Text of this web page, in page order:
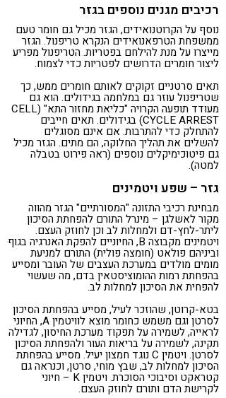
רכיבים מגנים נוספים בגזר
נוסף על הקרוטנואידים, הגזר מכיל גם חומר טעם
ממשפחת הטרפאנואידים הנקרא טריפנול. הגזר
מייצרו על מנת להילחם בפטריות. הטריפנול מפריע
ליצור חומרים הדרושים לפטריות כדי לצמוח.
תאים סרטניים זקוקים לאותם חומרים ממש, כך
שטריפנול עוזר גם במלחמה בגידולים. הוא גם
מעודד תופעה הקרויה "כליאת מחזור התא" (CELL
CYCLE ARREST) בגידולים. תאים חייבים
להתחלק כדי להתרבות. אם אינם מסוגלים
להשלים את תהליך החלוקה, הם מתים. הגזר מכיל
גם פיטוכימיקלים נוספים (ראה פירוט בטבלה
למטה).
גזר – שפע ויטמינים
מבחינת רכיבי התזונה "המסורתיים" הגזר מהווה
מקור לאשלגן – מינרל התורם להפחתת הסיכון
ליתר-לחץ-דם ולמחלות לב וכן לחוזק העצם.
ויטמינים מקבוצה B, החיוניים להפקת האנרגיה בגוף
וביניהם פולאט (חומצה פולית) התורם למניעת
מומים מולדים במערכת העצבים של העובר ומסייע
בהפחתת רמות ההומוציסטאין בדם, מה שעשוי
להפחית את הסיכון למחלות לב.
בטא-קרוטן, שהוזכר לעיל, מסייע בהפחתת הסיכון
לסרטן וגם משמש כחומר מוצא לוויטמין A, החיוני
לראייה, לשמירה על תפקוד מערכת החיסון, לגדילה
תקינה, לשמירה על בריאות העור ולהפחתת הסיכון
לסרטן. ויטמין C נוגד חמצון יעיל. מסייע בהפחתת
הסיכון למחלות לב, שבץ מוחי, סרטן, וכנראה גם
קטראקט וסיבוכי הסוכרת. ויטמין K – חיוני
לקרישת הדם ותורם לחוזק העצם.